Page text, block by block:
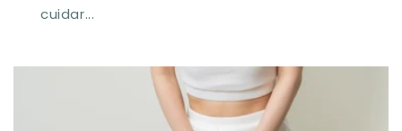
cuidar...